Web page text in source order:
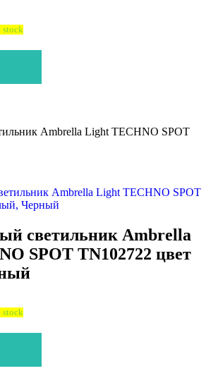
stock
Ambrella Light TECHNO SPOT
светильник Ambrella
SPOT TN102722 цвет
stock